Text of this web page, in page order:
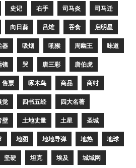
史记 右手 司马炎 司马迁
向日葵 吕雉 吞食 启明星
器 吸烟 吼猴 周幽王 味道
镜 哭 唐三彩 唐伯虎
售票 啄木鸟 商品 商纣
觉 四书五经 四大名著
壁 土地丈量 土星 圣城
地图 地地导弹 地热 地球
坚硬 坦克 埃及 城域网